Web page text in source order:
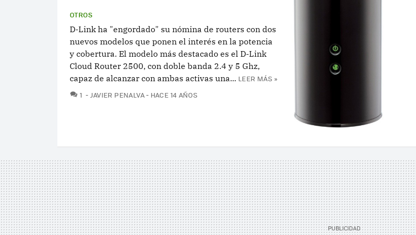
OTROS
D-Link ha "engordado" su nómina de routers con dos
nuevos modelos que ponen el interés en la potencia
y cobertura. El modelo más destacado es el D-Link
Cloud Router 2500, con doble banda 2.4 y 5 Ghz,
capaz de alcanzar con ambas activas una... LEER MÁS »
1 COMENTARIOS
JAVIER PENALVA HACE 14 AÑOS